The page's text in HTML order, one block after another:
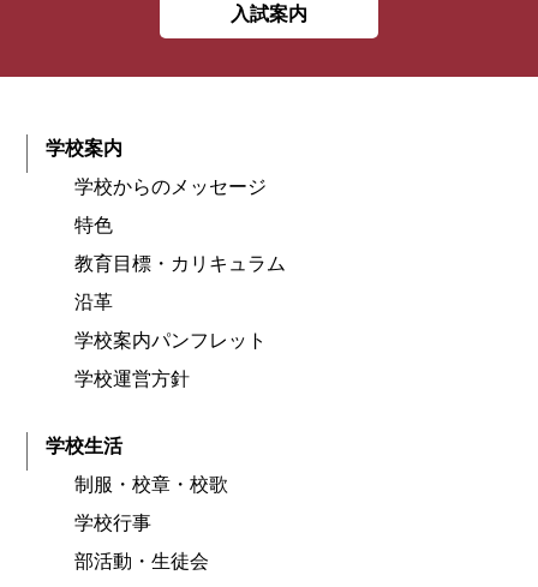
入試案内
学校案内
学校からのメッセージ
特色
教育目標・カリキュラム
沿革
学校案内パンフレット
学校運営方針
学校生活
制服・校章・校歌
学校行事
部活動・生徒会